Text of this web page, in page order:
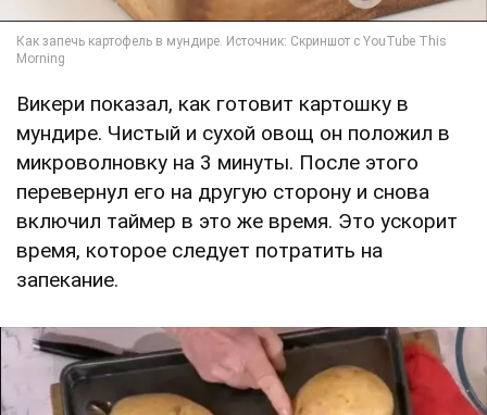
Викери показал, как готовит картошку в
мундире. Чистый и сухой овощ он положил в
микроволновку на 3 минуты. После этого
перевернул его на другую сторону и снова
включил таймер в это же время. Это ускорит
время, которое следует потратить на
запекание.